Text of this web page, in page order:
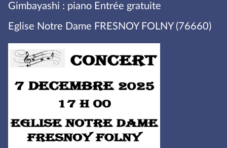
Gimbayashi : piano Entrée gratuite
Eglise Notre Dame FRESNOY FOLNY (76660)